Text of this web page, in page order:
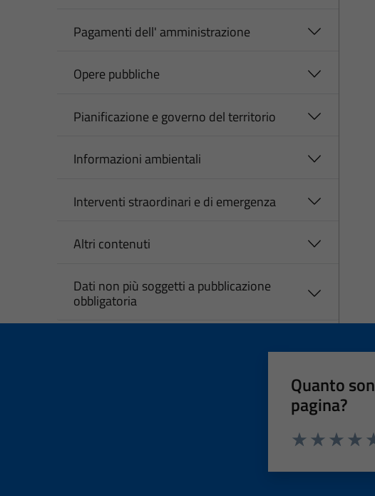
Pagamenti dell' amministrazione
Opere pubbliche
Pianificazione e governo del territorio
Informazioni ambientali
Interventi straordinari e di emergenza
Altri contenuti
Dati non più soggetti a pubblicazione
obbligatoria
Quanto
pagina?